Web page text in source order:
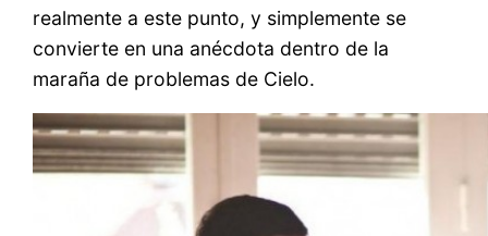
realmente a este punto, y simplemente se
convierte en una anécdota dentro de la
maraña de problemas de Cielo.